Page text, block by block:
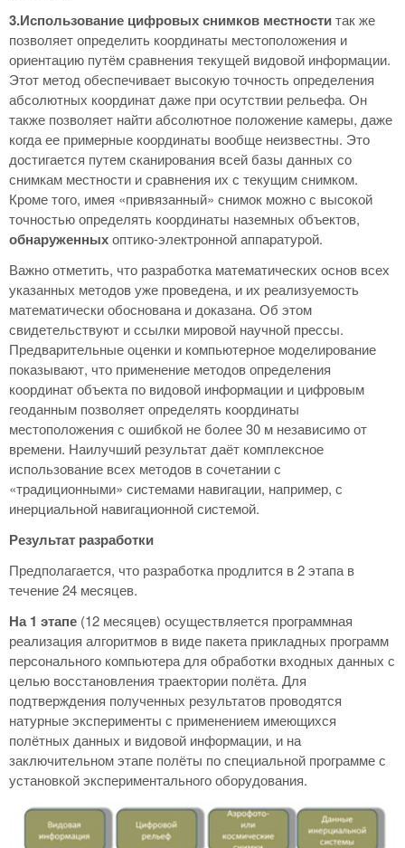
3.Использование цифровых снимков местноститак же
позволяет определить координаты местоположения и
ориентацию путём сравнения текущей видовой информации.
Этот метод обеспечивает высокую точность определения
абсолютных координат даже при осутствии рельефа. Он
также позволяет найти абсолютное положение камеры, даже
когда ее примерные координаты вообще неизвестны. Это
достигается путем сканирования всей базы данных со
снимкам местности и сравнения их с текущим снимком.
Кроме того, имея «привязанный» снимок можно с высокой
точностью определять координаты наземных объектов,
обнаруженныхоптико-электронной аппаратурой.
Важно отметить, что разработка математических основ всех
указанных методов уже проведена, и их реализуемость
математически обоснована и доказана. Об этом
свидетельствуют и ссылки мировой научной прессы.
Предварительные оценки и компьютерное моделирование
показывают, что применение методов определения
координат объекта по видовой информации и цифровым
геоданным позволяет определять координаты
местоположения с ошибкой не более 30 м независимо от
времени. Наилучший результат даёт комплексное
использование всех методов в сочетании с
«традиционными» системами навигации, например, с
инерциальной навигационной системой.
Результат разработки
Предполагается, что разработка продлится в 2 этапа в
течение 24 месяцев.
На 1 этапе (12 месяцев) осуществляется программная
реализация алгоритмов в виде пакета прикладных программ
персонального компьютера для обработки входных данных с
целью восстановления траектории полёта. Для
подтверждения полученных результатов проводятся
натурные эксперименты с применением имеющихся
полётных данных и видовой информации, и на
заключительном этапе полёты по специальной программе с
установкой экспериментального оборудования.